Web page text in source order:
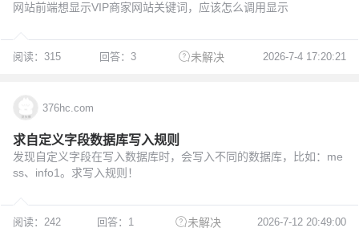
网站前端想显示VIP商家网站关键词，应该怎么调用显示
阅读：315 回答：3 未解决 2026-7-4 17:20:21
376hc.com
求自定义字段数据库写入规则
发现自定义字段在写入数据库时，会写入不同的数据库，比如：me
ss、info1。求写入规则！
阅读：242 回答：1 未解决 2026-7-12 20:49:00